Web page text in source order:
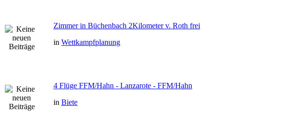
Zimmer in Büchenbach 2Kilometer v. Roth frei
in Wettkampfplanung
4 Flüge FFM/Hahn - Lanzarote - FFM/Hahn
in Biete